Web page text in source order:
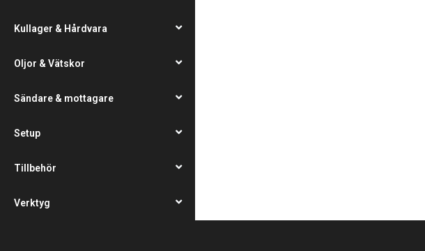
Kullager & Hårdvara
Oljor & Vätskor
Sändare & mottagare
Setup
Tillbehör
Verktyg